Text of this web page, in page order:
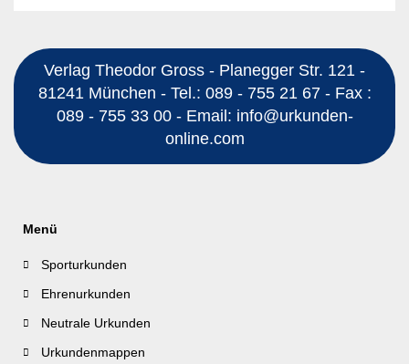
Verlag Theodor Gross - Planegger Str. 121 -
81241 München - Tel.: 089 - 755 21 67 - Fax :
089 - 755 33 00 - Email: info@urkunden-
online.com
Menü
Sporturkunden
Ehrenurkunden
Neutrale Urkunden
Urkundenmappen